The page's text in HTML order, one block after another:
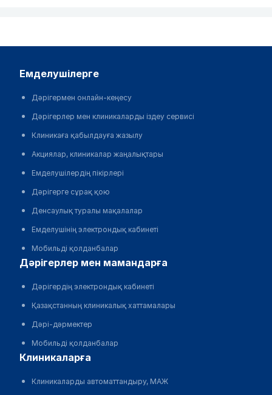
емделушілерге
Дәрігермен онлайн-кеңесу
Дәрігерлер мен клиникаларды іздеу сервисі
Клиникаға қабылдауға жазылу
Акциялар, клиникалар жаңалықтары
Емделушілердің пікірлері
Дәрігерге сұрақ қою
Денсаулық туралы мақалалар
Емделушінің электрондық кабинеті
Мобильді қолданбалар
дәрігерлер мен мамандарға
Дәрігердің электрондық кабинеті
Қазақстанның клиникалық хаттамалары
Дәрі-дәрмектер
Мобильді қолданбалар
клиникаларға
Клиникаларды автоматтандыру, МАЖ